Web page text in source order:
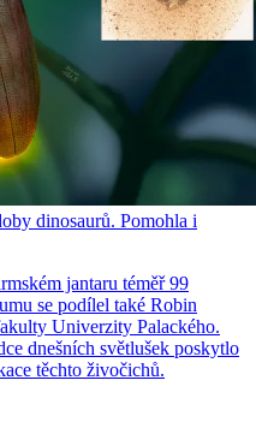
dinosaurů. Pomohla i
jantaru téměř 99
se podílel také Robin
Univerzity Palackého.
dnešních světlušek poskytlo
těchto živočichů.